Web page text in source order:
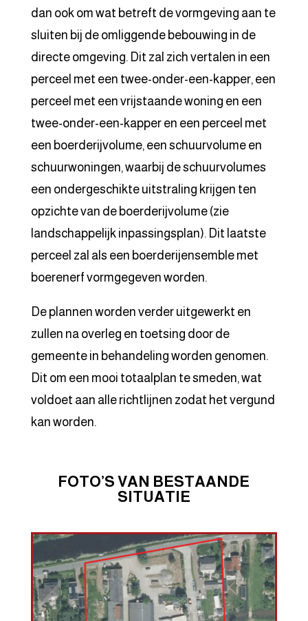
dan ook om wat betreft de vormgeving aan te
sluiten bij de omliggende bebouwing in de
directe omgeving. Dit zal zich vertalen in een
perceel met een twee-onder-een-kapper, een
perceel met een vrijstaande woning en een
twee-onder-een-kapper en een perceel met
een boerderijvolume, een schuurvolume en
schuurwoningen, waarbij de schuurvolumes
een ondergeschikte uitstraling krijgen ten
opzichte van de boerderijvolume (zie
landschappelijk inpassingsplan). Dit laatste
perceel zal als een boerderijensemble met
boerenerf vormgegeven worden.
De plannen worden verder uitgewerkt en
zullen na overleg en toetsing door de
gemeente in behandeling worden genomen.
Dit om een mooi totaalplan te smeden, wat
voldoet aan alle richtlijnen zodat het vergund
kan worden.
FOTO’S VAN BESTAANDE
SITUATIE